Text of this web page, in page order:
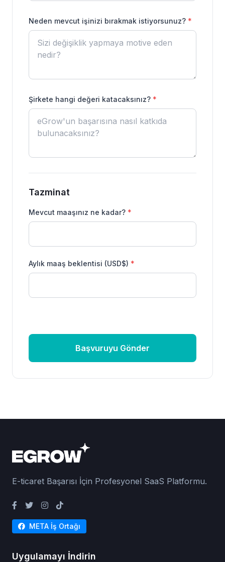
Neden mevcut işinizi bırakmak istiyorsunuz? *
Şirkete hangi değeri katacaksınız? *
Tazminat
Mevcut maaşınız ne kadar? *
Aylık maaş beklentisi (USD$) *
Başvuruyu Gönder
E-ticaret Başarısı İçin Profesyonel SaaS Platformu.
META İş Ortağı
Uygulamayı İndirin